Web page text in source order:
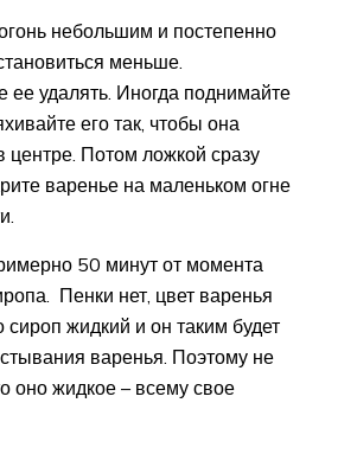
небольшим и постепенно
меньше.
ее удалять. Иногда поднимайте
его так, чтобы она
центре. Потом ложкой сразу
варенье на маленьком огне
50 минут от момента
Пенки нет, цвет варенья
сироп жидкий и он таким будет
варенья. Поэтому не
оно жидкое – всему свое